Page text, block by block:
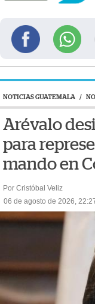
NOTICIAS GUATEMALA /
Arévalo
para
mando en
Por Cristóbal Veliz
06 de agosto de 2026,